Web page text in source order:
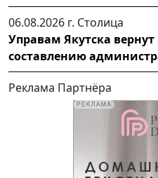
06.08.2026 г. Столица
Управам Якутска
составлению
Реклама Партнёра